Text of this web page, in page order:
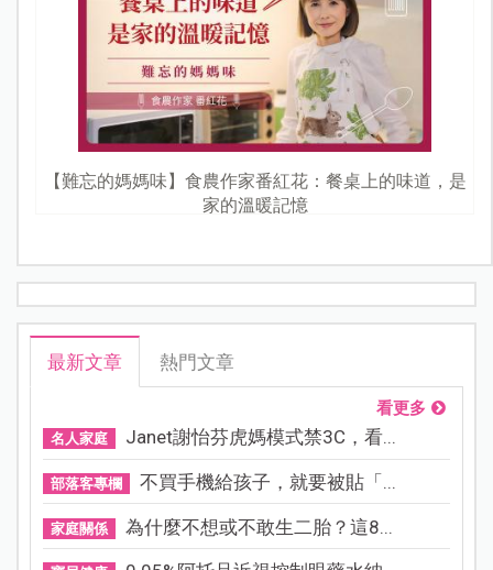
【難忘的媽媽味】食農作家番紅花：餐桌上的味道，是
家的溫暖記憶
最新文章 熱門文章
看更多
名人家庭 Janet謝怡芬虎媽模式禁3C，看...
部落客專欄 不買手機給孩子，就要被貼「...
家庭關係 為什麼不想或不敢生二胎？這8...